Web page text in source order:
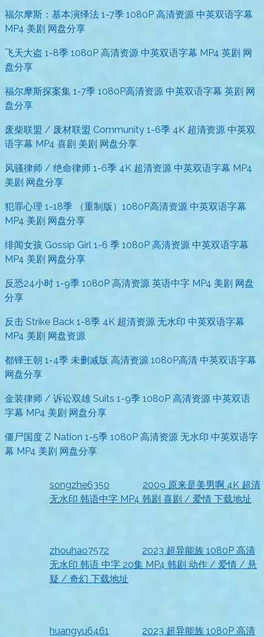
福尔摩斯：基本演绎法 1-7季 1080P 高清资源 中英双语字幕
MP4 美剧 网盘分享
飞天大盗 1-8季 1080P 高清资源 中英双语字幕 MP4 英剧 网
盘分享
福尔摩斯探案集 1-7季 1080P高清资源 中英双语字幕 英剧 网
盘分享
废柴联盟 / 废材联盟 Community 1-6季 4K 超清资源 中英双
语字幕 MP4 喜剧 美剧 网盘分享
风骚律师 / 绝命律师 1-6季 4K 超清资源 中英双语字幕 MP4
美剧 网盘分享
犯罪心理 1-18季 （重制版）1080P高清资源 中英双语字幕
MP4 美剧 网盘分享
绯闻女孩 Gossip Girl 1-6 季 1080P 高清资源 中英双语字幕
MP4 美剧 网盘分享
反恐24小时 1-9季 1080P 高清资源 英语中字 MP4 美剧 网盘
分享
反击 Strike Back 1-8季 4K 超清资源 无水印 中英双语字幕
MP4 美剧 网盘资源
都铎王朝 1-4季 未删减版 高清资源 1080P高清 中英双语字幕
网盘分享
金装律师 / 诉讼双雄 Suits 1-9季 1080P 高清资源 中英双语
字幕 MP4 美剧 网盘分享
僵尸国度 Z Nation 1-5季 1080P 高清资源 无水印 中英双语字
幕 MP4 美剧 网盘分享
songzhe6350
2009 原来是美男啊 4K 超清
无水印 韩语中字 MP4 韩剧 喜剧 / 爱情 下载地址
zhouhao7572
2023 超异能族 1080P 高清
无水印 韩语 中字 20集 MP4 韩剧 动作 / 爱情 / 悬
疑 / 奇幻 下载地址
huangyu6461
2023 超异能族 1080P 高清